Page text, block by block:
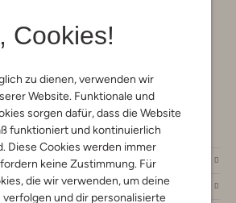
Cookies!
zu dienen, verwenden wir
Website. Funktionale und
sorgen dafür, dass die Website
funktioniert und kontinuierlich
Diese Cookies werden immer
keine Zustimmung. Für
die wir verwenden, um deine
verfolgen und dir personalisierte
uur